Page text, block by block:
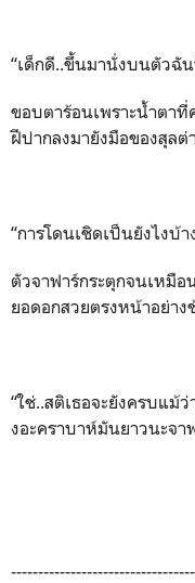
“เด็กดี..ขึ้นมานั่งบนตัวฉัน
ขอบตาร้อนเพราะน้ำตาที่
ฝีปากลงมายังมือของสุลต่
“การโดนเชิดเป็นยังไงบ้า
ตัวจาฟาร์กระตุกจนเหมื
ยอดอกสวยตรงหน้าอย่าง
“ใช่..สติเธอจะยังครบแม้
งอะคราบาห์มันยาวนะจา